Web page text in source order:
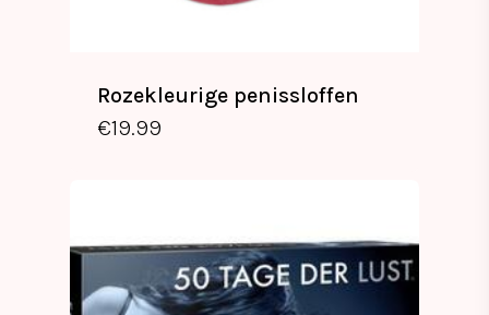
Rozekleurige penissloffen
€19.99
€19.99